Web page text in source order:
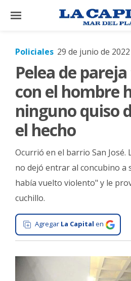
×
El
Mundo
La
Cultura
Tecnología
Gastronomía
Salud
Interés
Policiales 29 de junio de 2022
Pelea de
con el hombre
ninguno quiso
el hecho
Ocurrió en el barrio San José.
no dejó entrar al concubino a
había vuelto violento" y le
cuchillo.
Agregar La Capital en